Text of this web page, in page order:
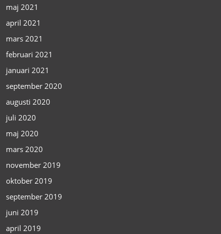
maj 2021
april 2021
mars 2021
februari 2021
januari 2021
september 2020
augusti 2020
juli 2020
maj 2020
mars 2020
november 2019
oktober 2019
september 2019
juni 2019
april 2019